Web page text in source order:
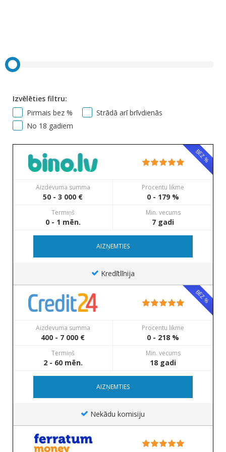
Izvēlēties filtru:
Pirmais bez %
Strādā arī brīvdienās
No 18 gadiem
BEZ %
Aizdevuma summa
50 - 3 000 €
Procentu likme
0 - 179 %
Termiņš
0 - 1 mēn.
Min. vecums
7 gadi
AIZŅEMTIES
Kredītlīnija
BEZ %
Aizdevuma summa
400 - 7 000 €
Procentu likme
0 - 218 %
Termiņš
2 - 60 mēn.
Min. vecums
18 gadi
AIZŅEMTIES
Nekādu komisiju